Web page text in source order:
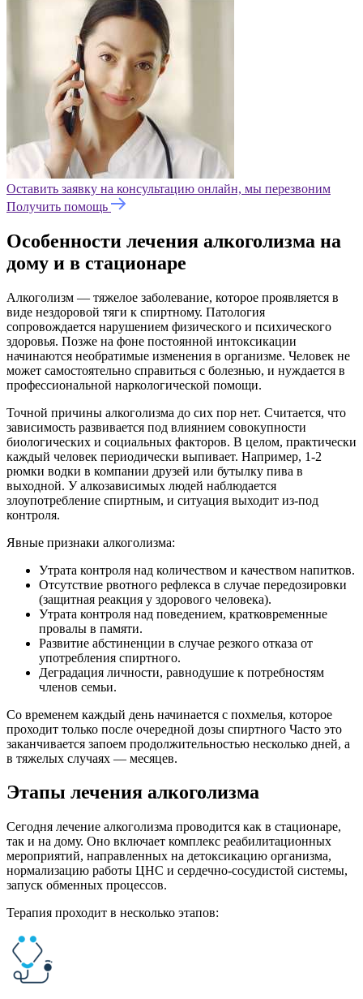
Оставить заявку на консультацию онлайн, мы перезвоним
Получить помощь
Особенности лечения алкоголизма на
дому и в стационаре
Алкоголизм — тяжелое заболевание, которое проявляется в
виде нездоровой тяги к спиртному. Патология
сопровождается нарушением физического и психического
здоровья. Позже на фоне постоянной интоксикации
начинаются необратимые изменения в организме. Человек не
может самостоятельно справиться с болезнью, и нуждается в
профессиональной наркологической помощи.
Точной причины алкоголизма до сих пор нет. Считается, что
зависимость развивается под влиянием совокупности
биологических и социальных факторов. В целом, практически
каждый человек периодически выпивает. Например, 1-2
рюмки водки в компании друзей или бутылку пива в
выходной. У алкозависимых людей наблюдается
злоупотребление спиртным, и ситуация выходит из-под
контроля.
Явные признаки алкоголизма:
Утрата контроля над количеством и качеством напитков.
Отсутствие рвотного рефлекса в случае передозировки
(защитная реакция у здорового человека).
Утрата контроля над поведением, кратковременные
провалы в памяти.
Развитие абстиненции в случае резкого отказа от
употребления спиртного.
Деградация личности, равнодушие к потребностям
членов семьи.
Со временем каждый день начинается с похмелья, которое
проходит только после очередной дозы спиртного Часто это
заканчивается запоем продолжительностью несколько дней, а
в тяжелых случаях — месяцев.
Этапы лечения алкоголизма
Сегодня лечение алкоголизма проводится как в стационаре,
так и на дому. Оно включает комплекс реабилитационных
мероприятий, направленных на детоксикацию организма,
нормализацию работы ЦНС и сердечно-сосудистой системы,
запуск обменных процессов.
Терапия проходит в несколько этапов: